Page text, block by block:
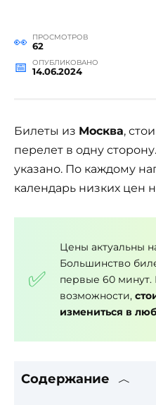
ПРОСМОТРОВ
62
ОПУБЛИКОВАНО
14.06.2024
Билеты из Москва,
перелет в одну
указано. По каждому
календарь низких цен
Цены актуальны
Большинство
первые 60
возможности,
измениться в
Содержание